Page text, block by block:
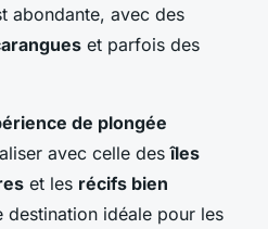
abondante, avec des
et parfois des
de plongée
avec celle desîles
et les récifs bien
destination idéale pour les